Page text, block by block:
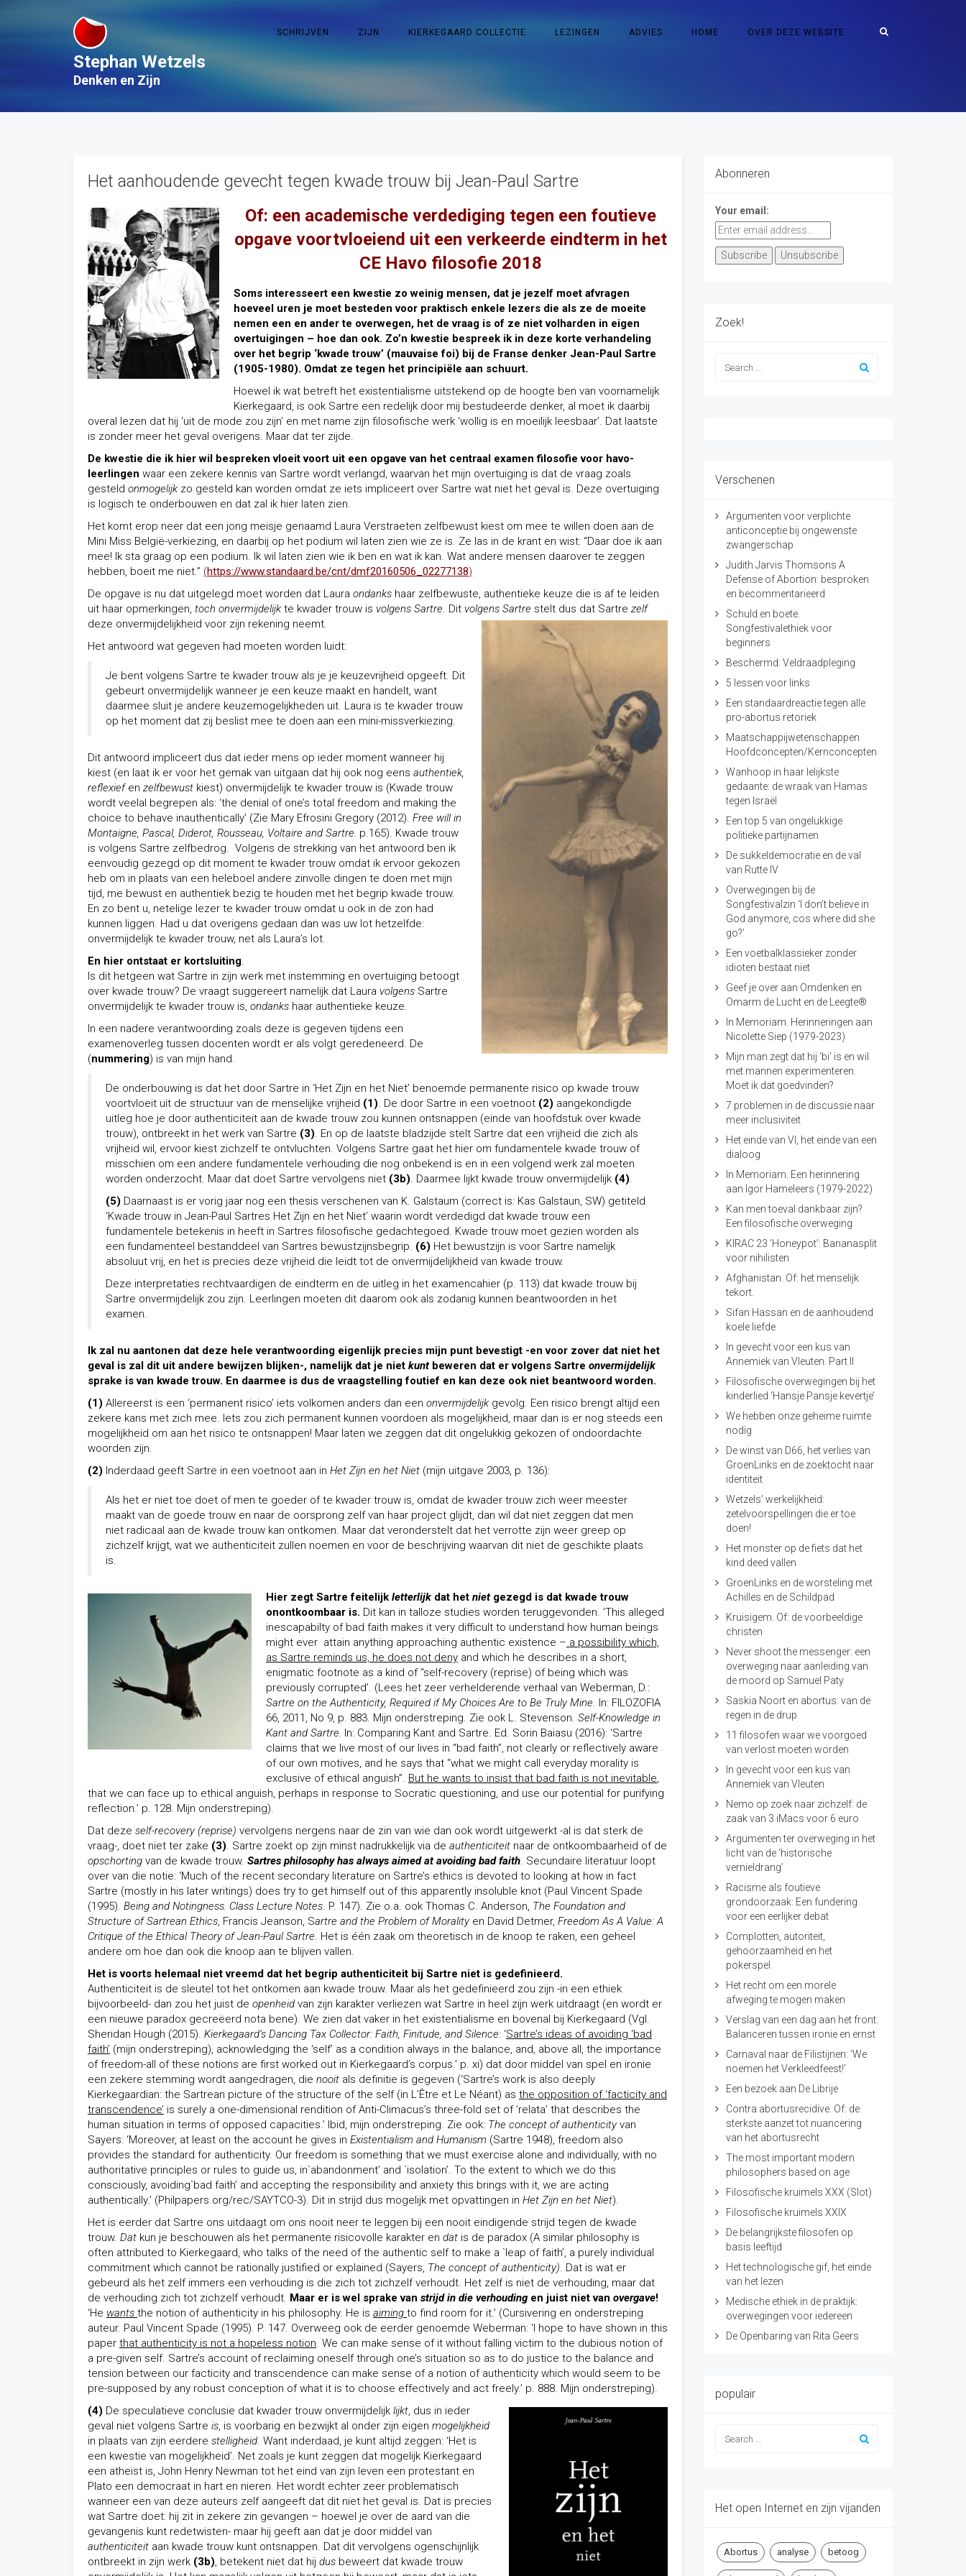
SCHRIJVEN ZIJN KIERKEGAARD COLLECTIE LEZINGEN ADVIES HOME OVER DEZE WEBSITE
Stephan Wetzels
Denken en Zijn
Het aanhoudende gevecht tegen kwade trouw bij Jean-Paul Sartre
Of: een academische verdediging tegen een foutieve
opgave voortvloeiend uit een verkeerde eindterm in het
CE Havo filosofie 2018
Soms interesseert een kwestie zo weinig mensen, dat je jezelf moet afvragen
hoeveel uren je moet besteden voor praktisch enkele lezers die als ze de moeite
nemen een en ander te overwegen, het de vraag is of ze niet volharden in eigen
overtuigingen – hoe dan ook. Zo’n kwestie bespreek ik in deze korte verhandeling
over het begrip ‘kwade trouw’ (mauvaise foi) bij de Franse denker Jean-Paul Sartre
(1905-1980). Omdat ze tegen het principiële aan schuurt.
Hoewel ik wat betreft het existentialisme uitstekend op de hoogte ben van voornamelijk
Kierkegaard, is ook Sartre een redelijk door mij bestudeerde denker, al moet ik daarbij
overal lezen dat hij ‘uit de mode zou zijn’ en met name zijn filosofische werk ‘wollig is en moeilijk leesbaar’. Dat laatste
is zonder meer het geval overigens. Maar dat ter zijde.
De kwestie die ik hier wil bespreken vloeit voort uit een opgave van het centraal examen filosofie voor havo-
leerlingen waar een zekere kennis van Sartre wordt verlangd, waarvan het mijn overtuiging is dat de vraag zoals
gesteld onmogelijk zo gesteld kan worden omdat ze iets impliceert over Sartre wat niet het geval is. Deze overtuiging
is logisch te onderbouwen en dat zal ik hier laten zien.
Het komt erop neer dat een jong meisje genaamd Laura Verstraeten zelfbewust kiest om mee te willen doen aan de
Mini Miss België-verkiezing, en daarbij op het podium wil laten zien wie ze is. Ze las in de krant en wist: “Daar doe ik aan
mee! Ik sta graag op een podium. Ik wil laten zien wie ik ben en wat ik kan. Wat andere mensen daarover te zeggen
hebben, boeit me niet.” (https://www.standaard.be/cnt/dmf20160506_02277138)
De opgave is nu dat uitgelegd moet worden dat Laura ondanks haar zelfbewuste, authentieke keuze die is af te leiden
uit haar opmerkingen, toch onvermijdelijk te kwader trouw is volgens Sartre. Dit volgens Sartre stelt dus dat Sartre zelf
deze onvermijdelijkheid voor zijn rekening neemt.
Het antwoord wat gegeven had moeten worden luidt:
Je bent volgens Sartre te kwader trouw als je je keuzevrijheid opgeeft. Dit
gebeurt onvermijdelijk wanneer je een keuze maakt en handelt, want
daarmee sluit je andere keuzemogelijkheden uit. Laura is te kwader trouw
op het moment dat zij beslist mee te doen aan een mini-missverkiezing.
Dit antwoord impliceert dus dat ieder mens op ieder moment wanneer hij
kiest (en laat ik er voor het gemak van uitgaan dat hij ook nog eens authentiek,
reflexiefen zelfbewust kiest) onvermijdelijk te kwader trouw is (Kwade trouw
wordt veelal begrepen als: ‘the denial of one’s total freedom and making the
choice to behave inauthentically’ (Zie Mary Efrosini Gregory (2012). Free will in
Montaigne, Pascal, Diderot, Rousseau, Voltaire and Sartre. p.165). Kwade trouw
is volgens Sartre zelfbedrog. Volgens de strekking van het antwoord ben ik
eenvoudig gezegd op dit moment te kwader trouw omdat ik ervoor gekozen
heb om in plaats van een heleboel andere zinvolle dingen te doen met mijn
tijd, me bewust en authentiek bezig te houden met het begrip kwade trouw.
En zo bent u, netelige lezer te kwader trouw omdat u ook in de zon had
kunnen liggen. Had u dat overigens gedaan dan was uw lot hetzelfde:
onvermijdelijk te kwader trouw, net als Laura’s lot.
En hier ontstaat er kortsluiting.
Is dit hetgeen wat Sartre in zijn werk met instemming en overtuiging betoogt
over kwade trouw? De vraagt suggereert namelijk dat Laura volgens Sartre
onvermijdelijk te kwader trouw is, ondanks haar authentieke keuze.
In een nadere verantwoording zoals deze is gegeven tijdens een
examenoverleg tussen docenten wordt er als volgt geredeneerd. De
(nummering) is van mijn hand.
De onderbouwing is dat het door Sartre in ‘Het Zijn en het Niet’ benoemde permanente risico op kwade trouw
voortvloeit uit de structuur van de menselijke vrijheid (1). De door Sartre in een voetnoot (2) aangekondigde
uitleg hoe je door authenticiteit aan de kwade trouw zou kunnen ontsnappen (einde van hoofdstuk over kwade
trouw), ontbreekt in het werk van Sartre (3). En op de laatste bladzijde stelt Sartre dat een vrijheid die zich als
vrijheid wil, ervoor kiest zichzelf te ontvluchten. Volgens Sartre gaat het hier om fundamentele kwade trouw of
misschien om een andere fundamentele verhouding die nog onbekend is en in een volgend werk zal moeten
worden onderzocht. Maar dat doet Sartre vervolgens niet (3b). Daarmee lijkt kwade trouw onvermijdelijk (4).
(5) Daarnaast is er vorig jaar nog een thesis verschenen van K. Galstaum (correct is: Kas Galstaun, SW) getiteld
‘Kwade trouw in Jean-Paul Sartres Het Zijn en het Niet’ waarin wordt verdedigd dat kwade trouw een
fundamentele betekenis in heeft in Sartres filosofische gedachtegoed. Kwade trouw moet gezien worden als
een fundamenteel bestanddeel van Sartres bewustzijnsbegrip. (6) Het bewustzijn is voor Sartre namelijk
absoluut vrij, en het is precies deze vrijheid die leidt tot de onvermijdelijkheid van kwade trouw.
Deze interpretaties rechtvaardigen de eindterm en de uitleg in het examencahier (p. 113) dat kwade trouw bij
Sartre onvermijdelijk zou zijn. Leerlingen moeten dit daarom ook als zodanig kunnen beantwoorden in het
examen.
Ik zal nu aantonen dat deze hele verantwoording eigenlijk precies mijn punt bevestigt -en voor zover dat niet het
geval is zal dit uit andere bewijzen blijken-, namelijk dat je niet kuntbeweren dat er volgens Sartre onvermijdelijk
sprake is van kwade trouw. En daarmee is dus de vraagstelling foutief en kan deze ook niet beantwoord worden.
(1) Allereerst is een ‘permanent risico’ iets volkomen anders dan een onvermijdelijk gevolg. Een risico brengt altijd een
zekere kans met zich mee. Iets zou zich permanent kunnen voordoen als mogelijkheid, maar dan is er nog steeds een
mogelijkheid om aan het risico te ontsnappen! Maar laten we zeggen dat dit ongelukkig gekozen of ondoordachte
woorden zijn.
(2) Inderdaad geeft Sartre in een voetnoot aan in Het Zijn en het Niet (mijn uitgave 2003, p. 136):
Als het er niet toe doet of men te goeder of te kwader trouw is, omdat de kwader trouw zich weer meester
maakt van de goede trouw en naar de oorsprong zelf van haar project glijdt, dan wil dat niet zeggen dat men
niet radicaal aan de kwade trouw kan ontkomen. Maar dat veronderstelt dat het verrotte zijn weer greep op
zichzelf krijgt, wat we authenticiteit zullen noemen en voor de beschrijving waarvan dit niet de geschikte plaats
is.
Hier zegt Sartre feitelijk letterlijk dat het nietgezegd is dat kwade trouw
onontkoombaar is. Dit kan in talloze studies worden teruggevonden. ‘This alleged
inescapabilty of bad faith makes it very difficult to understand how human beings
might ever attain anything approaching authentic existence – a possibility which,
as Sartre reminds us, he does not deny and which he describes in a short,
enigmatic footnote as a kind of “self-recovery (reprise) of being which was
previously corrupted’. (Lees het zeer verhelderende verhaal van Weberman, D.:
Sartre on the Authenticity, Required if My Choices Are to Be Truly Mine. In: FILOZOFIA
66, 2011, No 9, p. 883. Mijn onderstreping. Zie ook L. Stevenson. Self-Knowledge in
Kant and Sartre. In: Comparing Kant and Sartre. Ed. Sorin Baiasu (2016): ‘Sartre
claims that we live most of our lives in “bad faith”, not clearly or reflectively aware
of our own motives, and he says that “what we might call everyday morality is
exclusive of ethical anguish”. But he wants to insist that bad faith is not inevitable,
that we can face up to ethical anguish, perhaps in response to Socratic questioning, and use our potential for purifying
reflection.’ p. 128. Mijn onderstreping).
Dat deze self-recovery (reprise) vervolgens nergens naar de zin van wie dan ook wordt uitgewerkt -al is dat sterk de
vraag-, doet niet ter zake (3). Sartre zoekt op zijn minst nadrukkelijk via de authenticiteit naar de ontkoombaarheid of de
opschorting van de kwade trouw. Sartres philosophy has always aimed at avoiding bad faith. Secundaire literatuur loopt
over van die notie: ‘Much of the recent secondary literature on Sartre’s ethics is devoted to looking at how in fact
Sartre (mostly in his later writings) does try to get himself out of this apparently insoluble knot (Paul Vincent Spade
(1995). Being and Notingness. Class Lecture Notes. P. 147). Zie o.a. ook Thomas C. Anderson, The Foundation and
Structure of Sartrean Ethics, Francis Jeanson, Sartre and the Problem of Moralityen David Detmer, Freedom As A Value: A
Critique of the Ethical Theory of Jean-Paul Sartre. Het is één zaak om theoretisch in de knoop te raken, een geheel
andere om hoe dan ook die knoop aan te blijven vallen.
Het is voorts helemaal niet vreemd dat het begrip authenticiteit bij Sartre niet is gedefinieerd.
Authenticiteit is de sleutel tot het ontkomen aan kwade trouw. Maar als het gedefinieerd zou zijn -in een ethiek
bijvoorbeeld- dan zou het juist de openheid van zijn karakter verliezen wat Sartre in heel zijn werk uitdraagt (en wordt er
een nieuwe paradox gecreëerd nota bene). We zien dat vaker in het existentialisme en bovenal bij Kierkegaard (Vgl.
Sheridan Hough (2015). Kierkegaard’s Dancing Tax Collector: Faith, Finitude, and Silence: ‘Sartre’s ideas of avoiding ‘bad
faith’ (mijn onderstreping), acknowledging the ‘self’ as a condition always in the balance, and, above all, the importance
of freedom-all of these notions are first worked out in Kierkegaard’s corpus.’ p. xi) dat door middel van spel en ironie
een zekere stemming wordt aangedragen, die nooit als definitie is gegeven (‘Sartre’s work is also deeply
Kierkegaardian: the Sartrean picture of the structure of the self (in L’Être et Le Néant) as the opposition of ‘facticity and
transcendence’ is surely a one-dimensional rendition of Anti-Climacus’s three-fold set of ‘relata’ that describes the
human situation in terms of opposed capacities.’ Ibid, mijn onderstreping. Zie ook: The concept of authenticityvan
Sayers: ‘Moreover, at least on the account he gives in Existentialism and Humanism (Sartre 1948), freedom also
provides the standard for authenticity. Our freedom is something that we must exercise alone and individually, with no
authoritative principles or rules to guide us, in`abandonment’ and `isolation’. To the extent to which we do this
consciously, avoiding`bad faith’ and accepting the responsibility and anxiety this brings with it, we are acting
authentically.’ (Philpapers.org/rec/SAYTCO-3). Dit in strijd dus mogelijk met opvattingen in Het Zijn en het Niet).
Het is eerder dat Sartre ons uitdaagt om ons nooit neer te leggen bij een nooit eindigende strijd tegen de kwade
trouw. Dat kun je beschouwen als het permanente risicovolle karakter en dat is de paradox (A similar philosophy is
often attributed to Kierkegaard, who talks of the need of the authentic self to make a `leap of faith’, a purely individual
commitment which cannot be rationally justified or explained (Sayers, The concept of authenticity). Dat is wat er
gebeurd als het zelf immers een verhouding is die zich tot zichzelf verhoudt. Het zelf is niet de verhouding, maar dat
de verhouding zich tot zichzelf verhoudt. Maar er is wel sprake van strijd in die verhouding en juist niet van overgave!
‘He wants the notion of authenticity in his philosophy. He is aiming to find room for it.’ (Cursivering en onderstreping
auteur. Paul Vincent Spade (1995). P. 147. Overweeg ook de eerder genoemde Weberman: ‘I hope to have shown in this
paper that authenticity is not a hopeless notion. We can make sense of it without falling victim to the dubious notion of
a pre-given self. Sartre’s account of reclaiming oneself through one’s situation so as to do justice to the balance and
tension between our facticity and transcendence can make sense of a notion of authenticity which would seem to be
pre-supposed by any robust conception of what it is to choose effectively and act freely.’ p. 888. Mijn onderstreping).
(4) De speculatieve conclusie dat kwader trouw onvermijdelijk lijkt, dus in ieder
geval niet volgens Sartre is, is voorbarig en bezwijkt al onder zijn eigen mogelijkheid
in plaats van zijn eerdere stelligheid. Want inderdaad, je kunt altijd zeggen: ‘Het is
een kwestie van mogelijkheid’. Net zoals je kunt zeggen dat mogelijk Kierkegaard
een atheïst is, John Henry Newman tot het eind van zijn leven een protestant en
Plato een democraat in hart en nieren. Het wordt echter zeer problematisch
wanneer een van deze auteurs zelf aangeeft dat dit niet het geval is. Dat is precies
wat Sartre doet: hij zit in zekere zin gevangen – hoewel je over de aard van die
gevangenis kunt redetwisten- maar hij geeft aan dat je door middel van
authenticiteit aan kwade trouw kunt ontsnappen. Dat dit vervolgens ogenschijnlijk
ontbreekt in zijn werk (3b), betekent niet dat hij dus beweert dat kwade trouw
Abonneren
Your email:
Zoek!
Verschenen
Argumenten voor verplichte
anticonceptie bij ongewenste
zwangerschap
Judith Jarvis Thomsons A
Defense of Abortion: besproken
en becommentarieerd
Schuld en boete.
Songfestivalethiek voor
beginners
Beschermd: Veldraadpleging
5 lessen voor links
Een standaardreactie tegen alle
pro-abortus retoriek
Maatschappijwetenschappen
Hoofdconcepten/Kernconcepten
Wanhoop in haar lelijkste
gedaante: de wraak van Hamas
tegen Israël
Een top 5 van ongelukkige
politieke partijnamen
De sukkeldemocratie en de val
van Rutte IV
Overwegingen bij de
Songfestivalzin ‘I don’t believe in
God anymore, cos where did she
go?’
Een voetbalklassieker zonder
idioten bestaat niet
Geef je over aan Omdenken en
Omarm de Lucht en de Leegte®
In Memoriam. Herinneringen aan
Nicolette Siep (1979-2023)
Mijn man zegt dat hij ‘bi’ is en wil
met mannen experimenteren.
Moet ik dat goedvinden?
7 problemen in de discussie naar
meer inclusiviteit
Het einde van VI, het einde van een
dialoog
In Memoriam. Een herinnering
aan Igor Hameleers (1979-2022)
Kan men toeval dankbaar zijn?
Een filosofische overweging
KIRAC 23 ‘Honeypot’: Bananasplit
voor nihilisten
Afghanistan. Of: het menselijk
tekort.
Sifan Hassan en de aanhoudend
koele liefde
In gevecht voor een kus van
Annemiek van Vleuten. Part II
Filosofische overwegingen bij het
kinderlied ‘Hansje Pansje kevertje’
We hebben onze geheime ruimte
nodig
De winst van D66, het verlies van
GroenLinks en de zoektocht naar
identiteit
Wetzels’ werkelijkheid:
zetelvoorspellingen die er toe
doen!
Het monster op de fiets dat het
kind deed vallen
GroenLinks en de worsteling met
Achilles en de Schildpad
Kruisigem. Of: de voorbeeldige
christen
Never shoot the messenger: een
overweging naar aanleiding van
de moord op Samuel Paty
Saskia Noort en abortus: van de
regen in de drup
11 filosofen waar we voorgoed
van verlost moeten worden
In gevecht voor een kus van
Annemiek van Vleuten
Nemo op zoek naar zichzelf: de
zaak van 3 iMacs voor 6 euro
Argumenten ter overweging in het
licht van de ‘historische
vernieldrang’
Racisme als foutieve
grondoorzaak: Een fundering
voor een eerlijker debat
Complotten, autoriteit,
gehoorzaamheid en het
pokerspel
Het recht om een morele
afweging te mogen maken
Verslag van een dag aan het front:
Balanceren tussen ironie en ernst
Carnaval naar de Filistijnen: ‘We
noemen het Verkleedfeest!’
Een bezoek aan De Librije
Contra abortusrecidive. Of: de
sterkste aanzet tot nuancering
van het abortusrecht
The most important modern
philosophers based on age
Filosofische kruimels XXX (Slot)
Filosofische kruimels XXIX
De belangrijkste filosofen op
basis leeftijd
Het technologische gif, het einde
van het lezen
Medische ethiek in de praktijk:
overwegingen voor iedereen
De Openbaring van Rita Geers
populair
Het open Internet en zijn vijanden
Abortus analyse betoog